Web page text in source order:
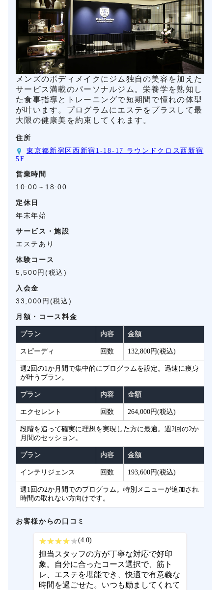
メンズのボディメイクにジム独自の美容を加えた
サービス満載のパーソナルジム。栄養学を熟知し
た食事指導とトレーニングで短期間で憧れの体型
が叶います。プログラムにエステをプラスして最
大限の健康美を約束してくれます。
住所
東京都新宿区西新宿1-18-17 ラウンドクロス西新宿
5F
営業時間
10:00～18:00
定休日
年末年始
サービス・施設
エステあり
体験コース
5,500円(税込)
入会金
33,000円(税込)
月額・コース料金
プラン 内容 金額
スピーディ 回数 132,800円(税込)
週2回の1か月間で集中的にプログラムを設定。迅速に痩身
が叶うプラン。
プラン 内容 金額
エクセレント 回数 264,000円(税込)
段階を追って確実に理想を実現した方に最適。週2回の2か
月間のセッション。
プラン 内容 金額
インテリジェンス 回数 193,600円(税込)
週1回の2か月間でのプログラム。特別メニューが追加され
時間の取れない方向けです。
お客様からの口コミ
(4.0)
担当スタッフの方が丁寧な対応で好印
象。自分に合ったコース選択で、筋ト
レ、エステを堪能でき、快適で有意義な
時間を過ごせた。いつも励ましてくれて